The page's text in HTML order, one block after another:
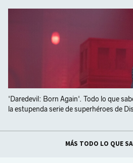
'Daredevil: Born Again'. Todo lo que
la estupenda serie de superhéroes de
MÁS TODO LO QUE